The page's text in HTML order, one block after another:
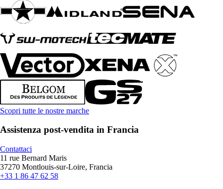
Scopri tutte le nostre marche
Assistenza post-vendita in Francia
Contattaci
11 rue Bernard Maris
37270 Montlouis-sur-Loire, Francia
+33 1 86 47 62 58